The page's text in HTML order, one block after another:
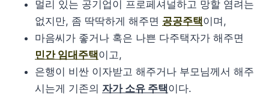
멀리 있는 공기업이 프로페셔널하고 망할 염려는
없지만, 좀 딱딱하게 해주면 공공주택이며,
마음씨가 좋거나 혹은 나쁜 다주택자가 해주면
민간 임대주택이고,
은행이 비싼 이자받고 해주거나 부모님께서 해주
시는게 기존의 자가 소유 주택이다.